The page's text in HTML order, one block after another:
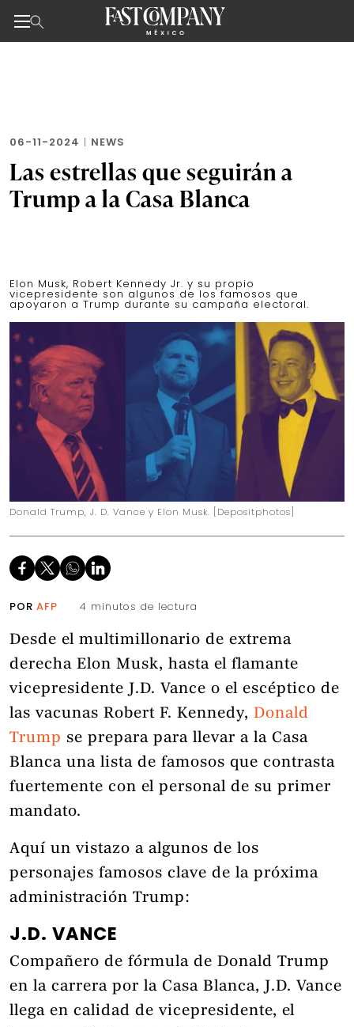
06-11-2024 | NEWS
Las estrellas que seguirán a
Trump a la Casa Blanca
Elon Musk, Robert Kennedy Jr. y su propio
vicepresidente son algunos de los famosos que
apoyaron a Trump durante su campaña electoral.
Donald Trump, J. D. Vance y Elon Musk. [Depositphotos]
POR AFP 4 minutos de lectura
Desde el multimillonario de extrema
derecha Elon Musk, hasta el flamante
vicepresidente J.D. Vance o el escéptico de
las vacunas Robert F. Kennedy, Donald
Trump se prepara para llevar a la Casa
Blanca una lista de famosos que contrasta
fuertemente con el personal de su primer
mandato.
Aquí un vistazo a algunos de los
personajes famosos clave de la próxima
administración Trump:
J.D. VANCE
Compañero de fórmula de Donald Trump
en la carrera por la Casa Blanca, J.D. Vance
llega en calidad de vicepresidente, el